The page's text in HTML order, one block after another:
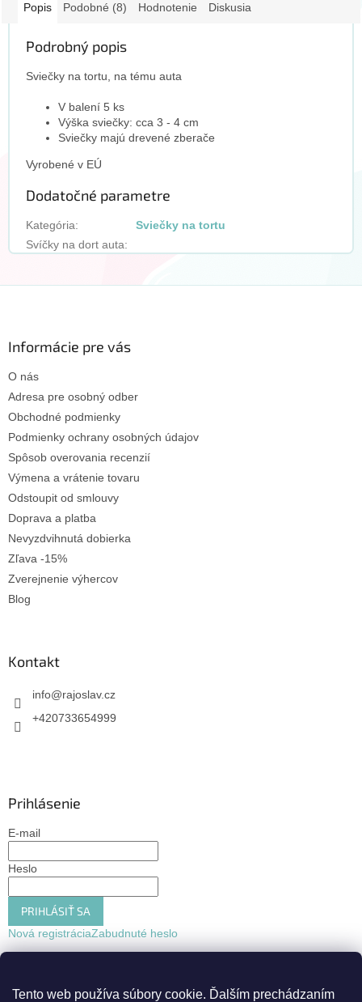
Tento web používa súbory cookie. Ďalším prechádzaním
Popis Podobné (8) Hodnotenie Diskusia
Podrobný popis
Sviečky na tortu, na tému auta
V balení 5 ks
Výška sviečky: cca 3 - 4 cm
Sviečky majú drevené zberače
Vyrobené v EÚ
Dodatočné parametre
Kategória:
Sviečky na tortu
Svíčky na dort auta:
Informácie pre vás
O nás
Adresa pre osobný odber
Obchodné podmienky
Podmienky ochrany osobných údajov
Spôsob overovania recenzií
Výmena a vrátenie tovaru
Odstoupit od smlouvy
Doprava a platba
Nevyzdvihnutá dobierka
Zľava -15%
Zverejnenie výhercov
Blog
Kontakt
info@rajoslav.cz
+420733654999
Prihlásenie
E-mail
Heslo
PRIHLÁSIŤ SA
Nová registráciaZabudnuté heslo